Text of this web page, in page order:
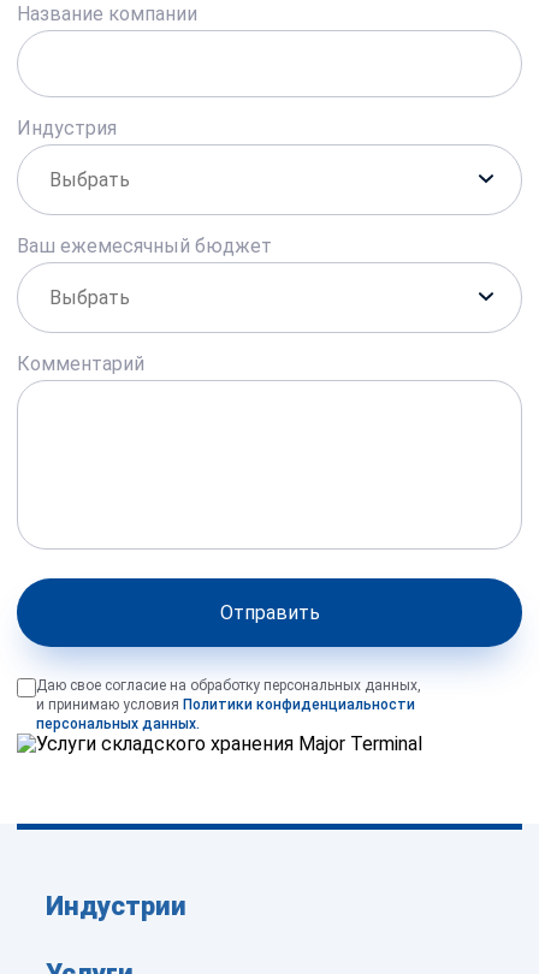
Название компании
Индустрия
Ваш ежемесячный бюджет
Комментарий
Отправить
Даю свое согласие на обработку персональных данных,
и принимаю условия Политики конфиденциальности
персональных данных.
Индустрии